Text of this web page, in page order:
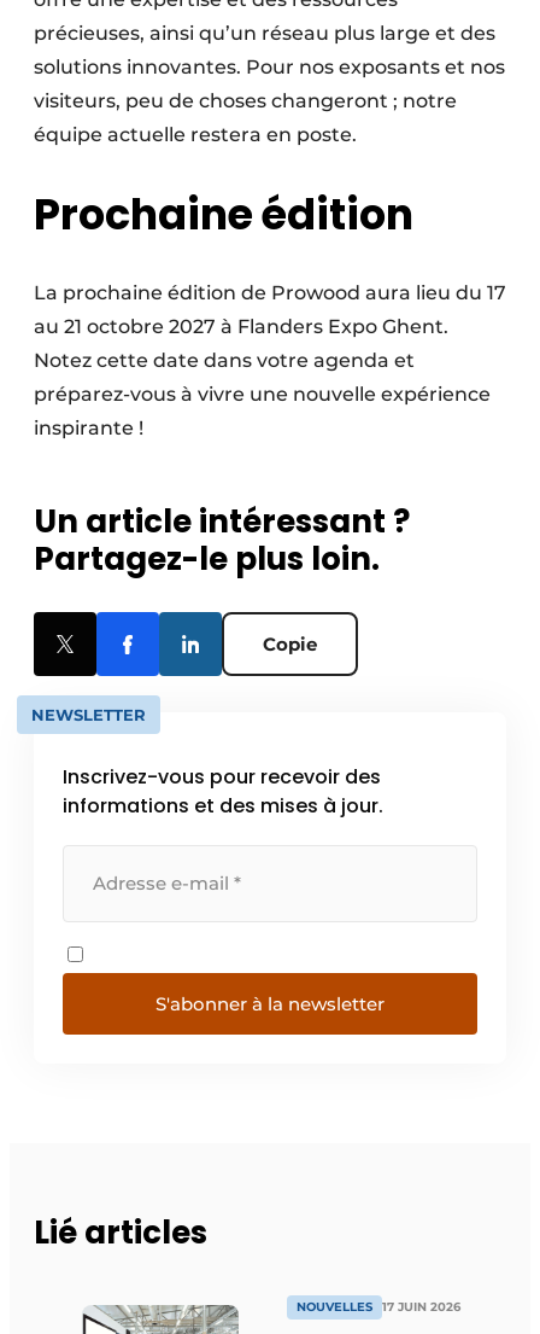
précieuses, ainsi qu’un réseau plus large et des
solutions innovantes. Pour nos exposants et nos
visiteurs, peu de choses changeront ; notre
équipe actuelle restera en poste.
Prochaine édition
La prochaine édition de Prowood aura lieu du 17
au 21 octobre 2027 à Flanders Expo Ghent.
Notez cette date dans votre agenda et
préparez-vous à vivre une nouvelle expérience
inspirante !
Un article intéressant ?
Partagez-le plus loin.
Copie
NEWSLETTER
Inscrivez-vous pour recevoir des
informations et des mises à jour.
S'abonner à la newsletter
Lié articles
NOUVELLES 17 JUIN 2026